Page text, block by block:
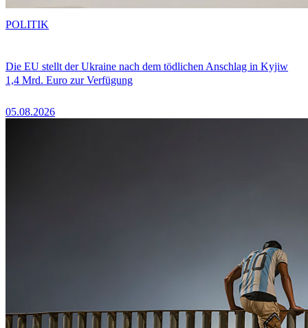
Die EU stellt der Ukraine nach dem tödlichen Anschlag in Kyjiw
1,4 Mrd. Euro zur Verfügung
05.08.2026
POLITIK